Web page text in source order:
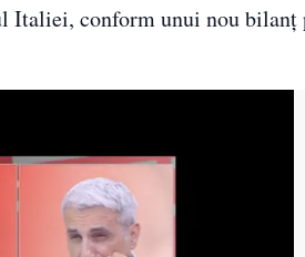
Italiei, conform unui nou bilanţ